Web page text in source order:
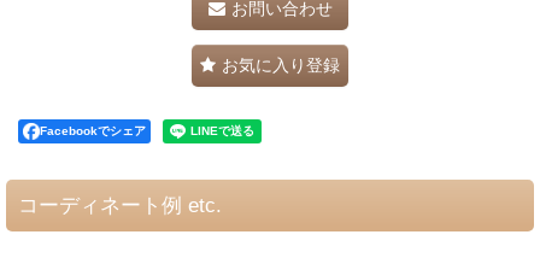
お問い合わせ
お気に入り登録
Facebookでシェア
コーディネート例 etc.